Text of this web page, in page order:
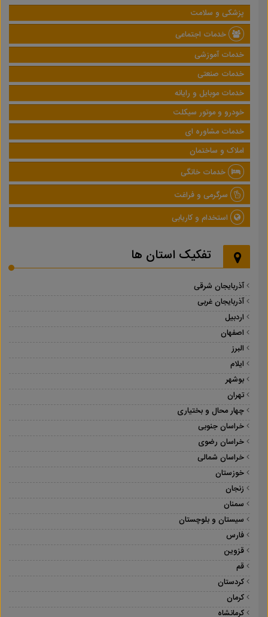
پزشکی و سلامت
خدمات اجتماعی
خدمات آموزشی
خدمات صنعتی
خدمات موبایل و رایانه
خودرو و موتور سیکلت
خدمات مشاوره ای
املاک و ساختمان
خدمات خانگی
سرگرمی و فراغت
استخدام و کاریابی
تفکیک استان ها
آذربایجان شرقی
آذربایجان غربی
اردبیل
اصفهان
البرز
ایلام
بوشهر
تهران
چهار محال و بختیاری
خراسان جنوبی
خراسان رضوی
خراسان شمالی
خوزستان
زنجان
سمنان
سیستان و بلوچستان
فارس
قزوین
قم
کردستان
کرمان
کرمانشاه